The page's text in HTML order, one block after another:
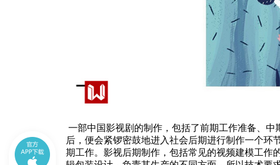
一部中国影视剧的制作，包括了前期工作准备、
后，便会紧锣密鼓地进入社会后期进行制作一个
期工作。影视后期制作，包括常见的视频建模工作